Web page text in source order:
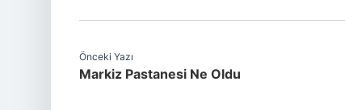
Önceki Yazı
Markiz Pastanesi Ne Oldu